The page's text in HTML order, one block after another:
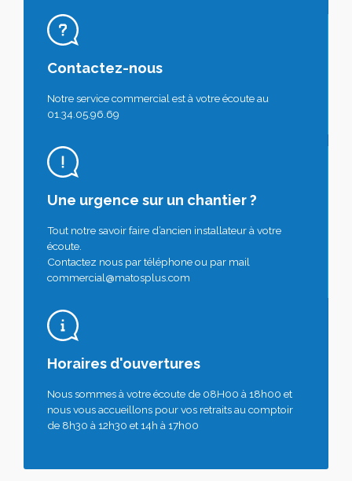
Contactez-nous
Notre service commercial est à votre écoute au
01.34.05.96.69
Une urgence sur un chantier ?
Tout notre savoir faire d’ancien installateur à votre
écoute.
Contactez nous par téléphone ou par mail
commercial@matosplus.com
Horaires d'ouvertures
Nous sommes à votre écoute de 08H00 à 18h00 et
nous vous accueillons pour vos retraits au comptoir
de 8h30 à 12h30 et 14h à 17h00